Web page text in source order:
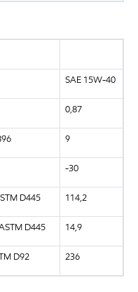
SAE 15W-40
0,87
9
-30
D445 114,2
D445 14,9
D92 236